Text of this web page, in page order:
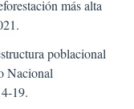
más alta
poblacional
Nacional
19.